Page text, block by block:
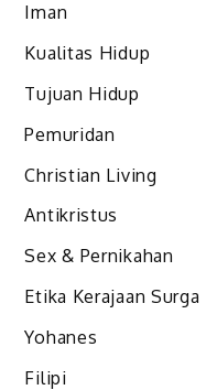
Iman
Kualitas Hidup
Tujuan Hidup
Pemuridan
Christian Living
Antikristus
Sex & Pernikahan
Etika Kerajaan Surga
Yohanes
Filipi